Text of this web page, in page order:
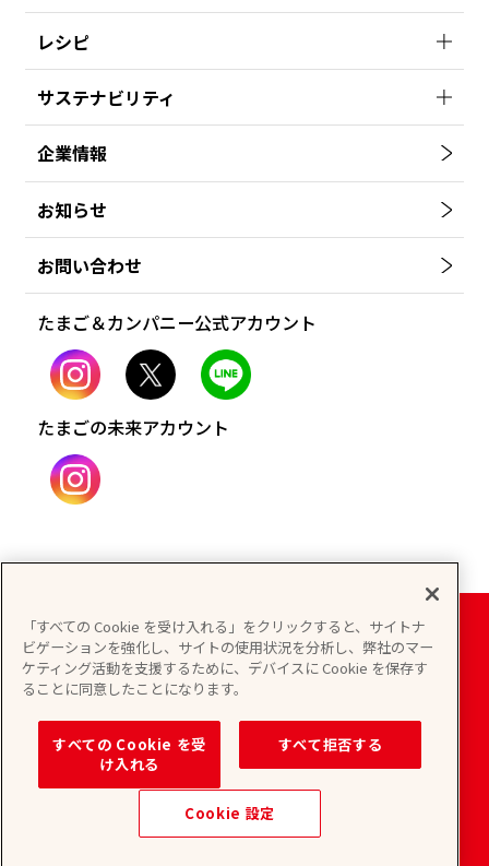
レシピ
サステナビリティ
企業情報
お知らせ
お問い合わせ
たまご＆カンパニー公式アカウント
たまごの未来アカウント
個人情報保護方針
情報セキュリティ基本方針
Copyright © 2024 TAMAGO & COMPANY INC. All
Rights Reserved.
「すべての Cookie を受け入れる」をクリックすると、サイトナ
ビゲーションを強化し、サイトの使用状況を分析し、弊社のマー
ケティング活動を支援するために、デバイスに Cookie を保存す
ることに同意したことになります。
すべての Cookie を受
け入れる
すべて拒否する
Cookie 設定